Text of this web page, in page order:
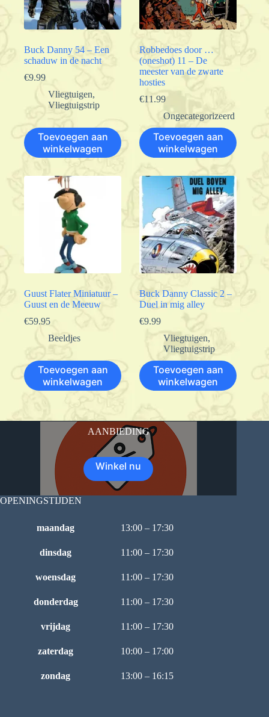
Buck Danny 54 – Een
schaduw in de nacht
€9.99
Vliegtuigen,
Vliegtuigstrip
Toevoegen aan
winkelwagen
Robbedoes door …
(oneshot) 11 – De
meester van de zwarte
hosties
€11.99
Ongecategorizeerd
Toevoegen aan
winkelwagen
Guust Flater Miniatuur –
Guust en de Meeuw
€59.95
Beeldjes
Toevoegen aan
winkelwagen
Buck Danny Classic 2 –
Duel in mig alley
€9.99
Vliegtuigen,
Vliegtuigstrip
Toevoegen aan
winkelwagen
AANBIEDING
Winkel nu
OPENINGSTIJDEN
maandag 13:00 – 17:30
dinsdag 11:00 – 17:30
woensdag 11:00 – 17:30
donderdag 11:00 – 17:30
vrijdag 11:00 – 17:30
zaterdag 10:00 – 17:00
zondag 13:00 – 16:15